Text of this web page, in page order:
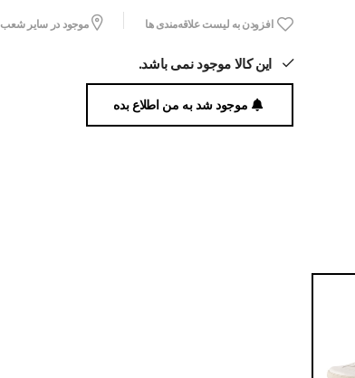
افزودن به لیست علاقه‌مندی ها موجود در سایر شعب
این کالا موجود نمی باشد.
موجود شد به من اطلاع بده